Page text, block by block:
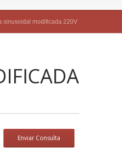
sinusoidal modificada 220V
Enviar Consulta